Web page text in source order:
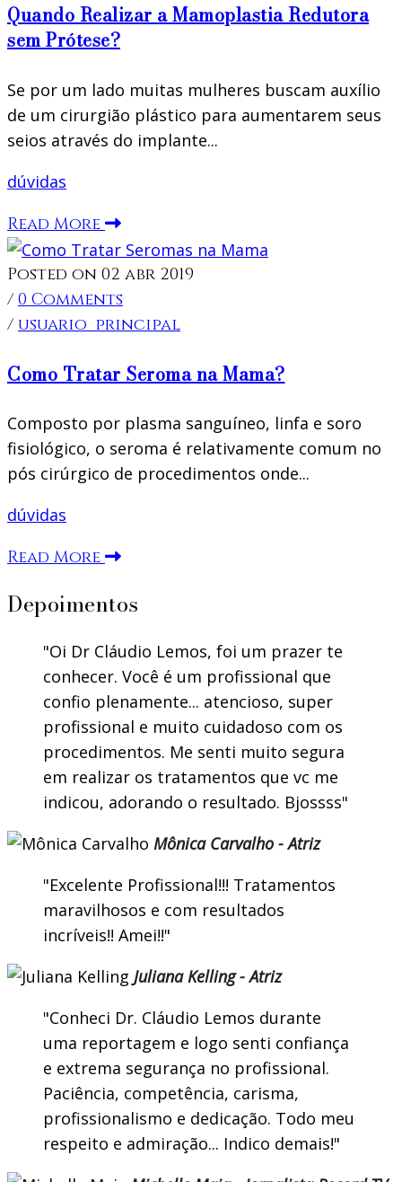
Quando Realizar a Mamoplastia Redutora
sem Prótese?
Se por um lado muitas mulheres buscam auxílio
de um cirurgião plástico para aumentarem seus
seios através do implante...
dúvidas
Read More
Posted on 02 abr 2019
/ 0 Comments
/ usuario_principal
Como Tratar Seroma na Mama?
Composto por plasma sanguíneo, linfa e soro
fisiológico, o seroma é relativamente comum no
pós cirúrgico de procedimentos onde...
dúvidas
Read More
Depoimentos
Oi Dr Cláudio Lemos, foi um prazer te
conhecer. Você é um profissional que
confio plenamente... atencioso, super
profissional e muito cuidadoso com os
procedimentos. Me senti muito segura
em realizar os tratamentos que vc me
indicou, adorando o resultado. Bjossss
Mônica Carvalho - Atriz
Excelente Profissional!!! Tratamentos
maravilhosos e com resultados
incríveis!! Amei!!
Juliana Kelling - Atriz
Conheci Dr. Cláudio Lemos durante
uma reportagem e logo senti confiança
e extrema segurança no profissional.
Paciência, competência, carisma,
profissionalismo e dedicação. Todo meu
respeito e admiração... Indico demais!